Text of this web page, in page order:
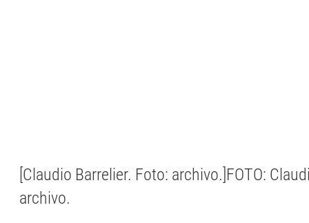
[Claudio Barrelier. Foto: archivo.]FOTO:
archivo.